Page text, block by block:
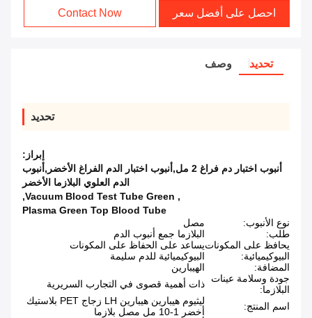
احصل على أفضل سعر Contact Now
تحديد وصف
تحديد
إبراز:
أنبوب اختبار دم فراغ 2 مل,أنبوب اختبار الدم الفراغ الأخضر,أنبوب
الدم العلوي البلازما الأخضر
,
Vacuum Blood Test Tube Green
,
Plasma Green Top Blood Tube
نوع الأنبوب:
مصل
طلب:
البلازما جمع أنبوب الدم
يحافظ على المكونات
البيوكيميائية:
يساعد على الحفاظ على المكونات
البيوكيميائية للدم سليمة
المضافة:
الهيبارين
جودة وسلامة عينات
البلازما:
ذات أهمية قصوى في التجارب السريرية
اسم المنتج:
ليثيوم هيبارين هيبارين LH زجاج PET بلاستيك
أخضر 1-10 مل مصل بلازما